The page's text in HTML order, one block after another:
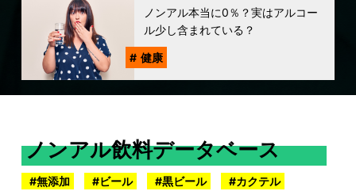
ノンアル本当に0％？実はアルコー
ル少し含まれている？
健康
ノンアル飲料データベース
無添加 ビール 黒ビール
カクテル